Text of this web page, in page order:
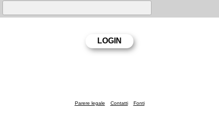
Parere legale Contatti Fonti